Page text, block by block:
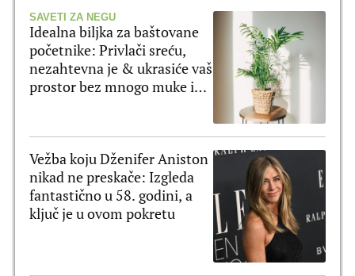
SAVETI ZA NEGU
Idealna biljka za baštovane
početnike: Privlači sreću,
nezahtevna je & ukrasiće vaš
prostor bez mnogo muke i
Vežba koju Dženifer Aniston
nikad ne preskače: Izgleda
fantastično u 58. godini, a
ključ je u ovom pokretu